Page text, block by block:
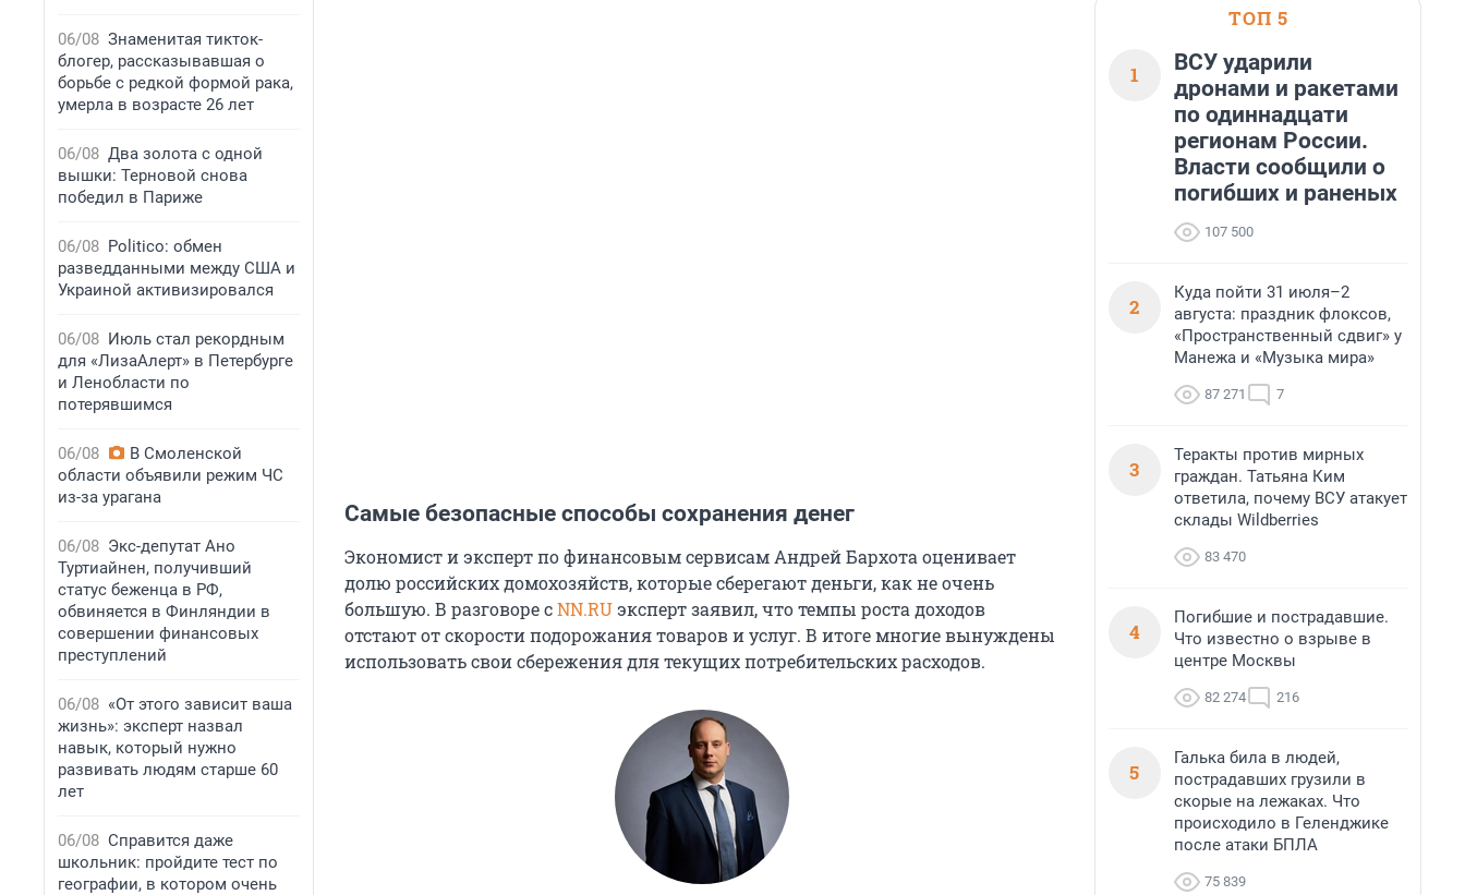
06/08 Знаменитая тикток-
блогер, рассказывавшая о
борьбе с редкой формой рака,
умерла в возрасте 26 лет
06/08 Два золота с одной
вышки: Терновой снова
победил в Париже
06/08 Politico: обмен
разведданными между США и
Украиной активизировался
06/08 Июль стал рекордным
для «ЛизаАлерт» в Петербурге
и Ленобласти по
потерявшимся
06/08
В Смоленской
области объявили режим ЧС
из-за урагана
06/08 Экс-депутат Ано
Туртиайнен, получивший
статус беженца в РФ,
обвиняется в Финляндии в
совершении финансовых
преступлений
06/08 «От этого зависит ваша
жизнь»: эксперт назвал
навык, который нужно
развивать людям старше 60
лет
06/08 Справится даже
школьник: пройдите тест по
географии, в котором очень
Самые безопасные способы сохранения денег
Экономист и эксперт по финансовым сервисам Андрей Бархота оценивает
долю российских домохозяйств, которые сберегают деньги, как не очень
большую. В разговоре сNN.RUэксперт заявил, что темпы роста доходов
отстают от скорости подорожания товаров и услуг. В итоге многие вынуждены
использовать свои сбережения для текущих потребительских расходов.
ТОП 5
1
ВСУ ударили
дронами и ракетами
по одиннадцати
регионам России.
Власти сообщили о
погибших и раненых
107 500
2
Куда пойти 31 июля–2
августа: праздник флоксов,
«Пространственный сдвиг» у
Манежа и «Музыка мира»
87 271 7
3
Теракты против мирных
граждан. Татьяна Ким
ответила, почему ВСУ атакует
склады Wildberries
83 470
4
Погибшие и пострадавшие.
Что известно о взрыве в
центре Москвы
82 274 216
5
Галька била в людей,
пострадавших грузили в
скорые на лежаках. Что
происходило в Геленджике
после атаки БПЛА
75 839